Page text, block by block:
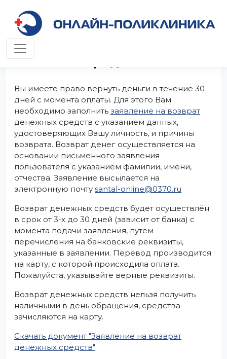
Условия возврата денежных
Вы имеете право вернуть деньги в течение 30
дней с момента оплаты. Для этого Вам
необходимо заполнить заявление на возврат
денежных средств с указанием данных,
удостоверяющих Вашу личность, и причины
возврата. Возврат денег осуществляется на
основании письменного заявления
пользователя с указанием фамилии, имени,
отчества. Заявление высылается на
электронную почту santal-online@0370.ru
Возврат денежных средств будет осуществлён
в срок от 3-х до 30 дней (зависит от банка) с
момента подачи заявления, путём
перечисления на банковские реквизиты,
указанные в заявлении. Перевод производится
на карту, с которой происходила оплата.
Пожалуйста, указывайте верные реквизиты.
Возврат денежных средств нельзя получить
наличными в день обращения, средства
зачисляются на карту.
Скачать документ "Заявление на возврат
денежных средств"